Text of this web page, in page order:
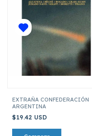
EXTRAÑA CONFEDERACIÓN
ARGENTINA
$19.42 USD